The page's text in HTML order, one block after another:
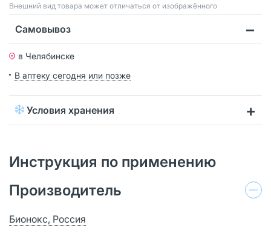
Bнешний вид товара может отличаться от изображённого
Самовывоз
в Челябинске
В аптеку сегодня или позже
Условия хранения
Инструкция по применению
Производитель
Бионокс, Россия